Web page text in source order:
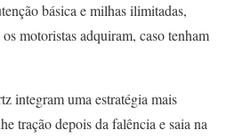
básica e milhas ilimitadas,
motoristas adquiram, caso tenham
integram uma estratégia mais
tração depois da falência e saia na